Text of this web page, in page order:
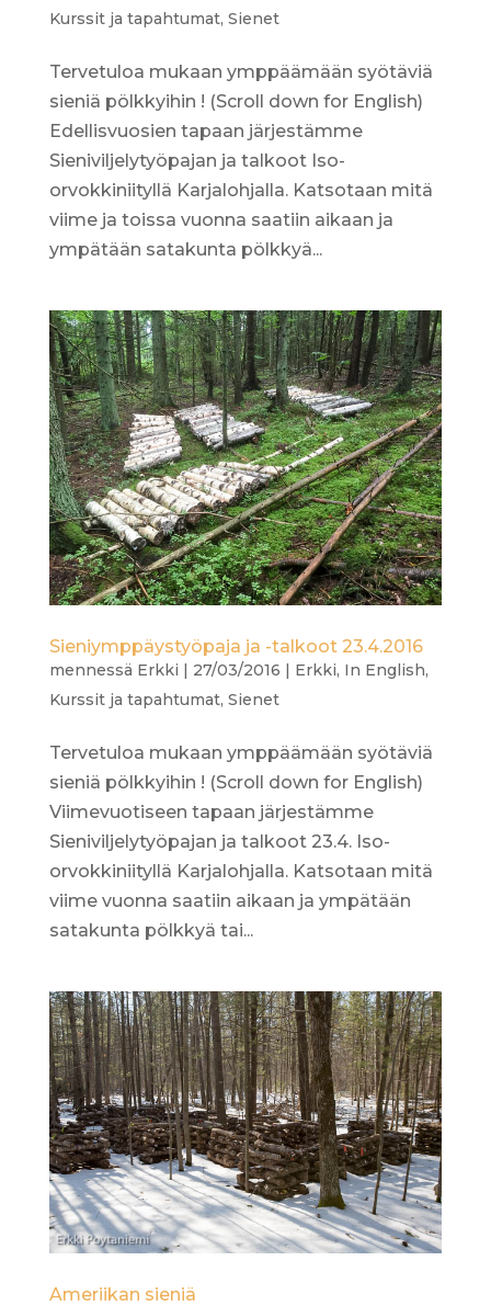
Kurssit ja tapahtumat, Sienet
Tervetuloa mukaan ymppäämään syötäviä
sieniä pölkkyihin ! (Scroll down for English)
Edellisvuosien tapaan järjestämme
Sieniviljelytyöpajan ja talkoot Iso-
orvokkiniityllä Karjalohjalla. Katsotaan mitä
viime ja toissa vuonna saatiin aikaan ja
ympätään satakunta pölkkyä...
Sieniymppäystyöpaja ja -talkoot 23.4.2016
mennessä Erkki | 27/03/2016 | Erkki, In English,
Kurssit ja tapahtumat, Sienet
Tervetuloa mukaan ymppäämään syötäviä
sieniä pölkkyihin ! (Scroll down for English)
Viimevuotiseen tapaan järjestämme
Sieniviljelytyöpajan ja talkoot 23.4. Iso-
orvokkiniityllä Karjalohjalla. Katsotaan mitä
viime vuonna saatiin aikaan ja ympätään
satakunta pölkkyä tai...
Ameriikan sieniä